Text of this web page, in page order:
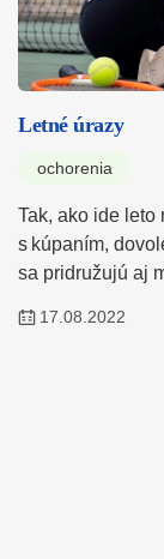
Letné úrazy
ochorenia
Tak, ako ide leto
s kúpaním,
sa pridružujú aj
17.08.2022